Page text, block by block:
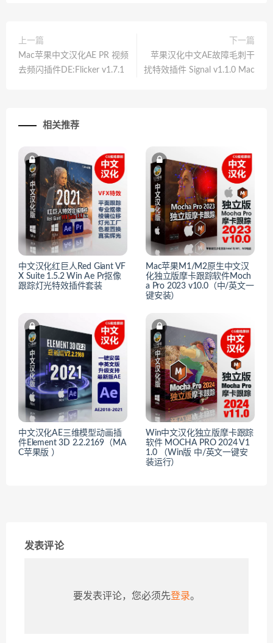
上一篇
Mac苹果中文汉化AE PR 视频
去频闪插件DE:Flicker v1.7.1
下一篇
苹果汉化中文AE故障毛刺干
扰特效插件 Signal v1.1.0 Mac
相关推荐
中文汉化红巨人Red Giant VF
X Suite 1.5.2 Win Ae Pr抠像
跟踪灯光特效插件套装
Mac苹果M1/M2原生中文汉
化独立版摩卡跟踪软件Moch
a Pro 2023 v10.0（中/英文一
键安装）
中文汉化AE三维模型动画插
件Element 3D 2.2.2169（MA
C苹果版 ）
Win中文汉化独立版摩卡跟踪
软件 MOCHA PRO 2024 V1
1.0 （Win版 中/英文一键安
装运行）
发表评论
要发表评论，您必须先登录。